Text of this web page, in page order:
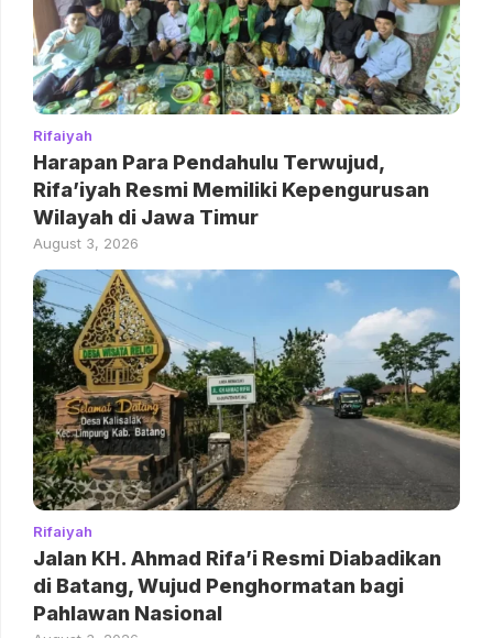
Rifaiyah
Harapan Para Pendahulu Terwujud,
Rifa’iyah Resmi Memiliki Kepengurusan
Wilayah di Jawa Timur
August 3, 2026
Rifaiyah
Jalan KH. Ahmad Rifa’i Resmi Diabadikan
di Batang, Wujud Penghormatan bagi
Pahlawan Nasional